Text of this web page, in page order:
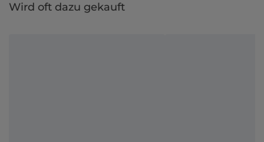
Wird oft dazu gekauft